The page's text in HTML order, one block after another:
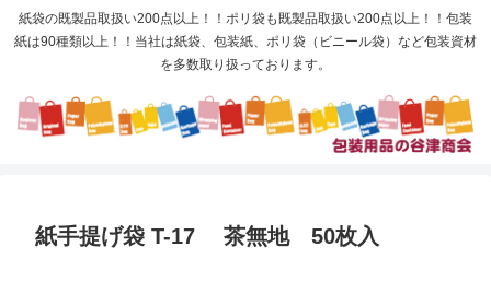
紙袋の既製品取扱い200点以上！！ポリ袋も既製品取扱い200点以上！！包装
紙は90種類以上！！当社は紙袋、包装紙、ポリ袋（ビニール袋）など包装資材
を多数取り扱っております。
紙手提げ袋 T-17 茶無地 50枚入